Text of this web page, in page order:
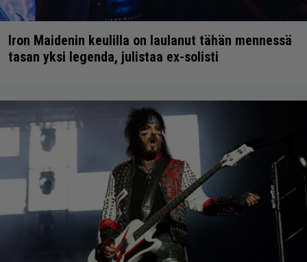
Iron Maidenin keulilla on laulanut tähän mennessä
tasan yksi legenda, julistaa ex-solisti